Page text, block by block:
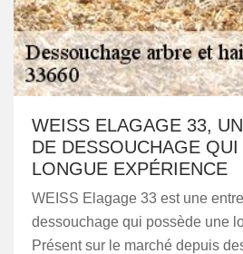
WEISS ELAGAGE 33,
DE DESSOUCHAGE
LONGUE EXPÉRIENCE
WEISS Elagage 33 est une
dessouchage qui possède une
Présent sur le marché depuis